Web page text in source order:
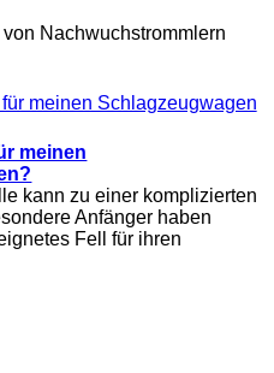
Nachwuchstrommlern
meinen
kann zu einer komplizierten
Anfänger haben
Fell für ihren